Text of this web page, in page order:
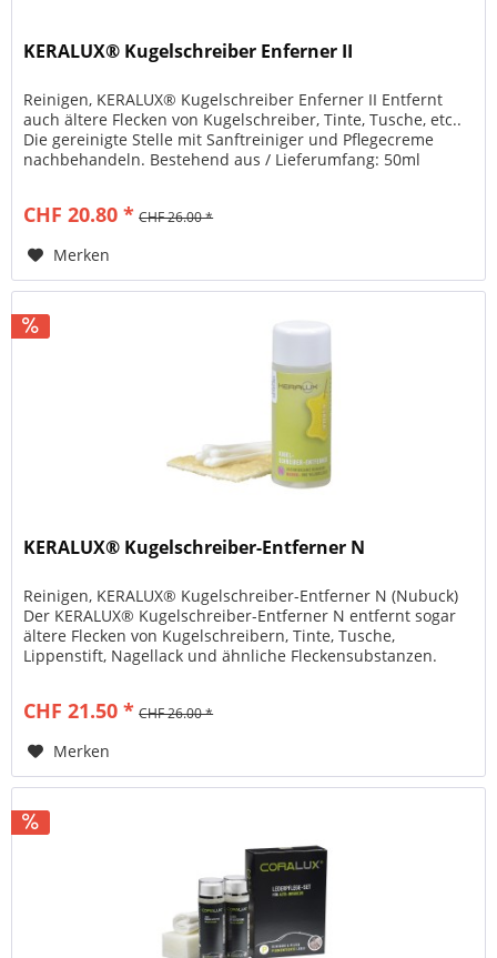
KERALUX® Kugelschreiber Enferner II
Reinigen, KERALUX® Kugelschreiber Enferner II Entfernt
auch ältere Flecken von Kugelschreiber, Tinte, Tusche, etc..
Die gereinigte Stelle mit Sanftreiniger und Pflegecreme
nachbehandeln. Bestehend aus / Lieferumfang: 50ml
CHF 20.80 * CHF 26.00 *
Merken
KERALUX® Kugelschreiber-Entferner N
Reinigen, KERALUX® Kugelschreiber-Entferner N (Nubuck)
Der KERALUX® Kugelschreiber-Entferner N entfernt sogar
ältere Flecken von Kugelschreibern, Tinte, Tusche,
Lippenstift, Nagellack und ähnliche Fleckensubstanzen.
CHF 21.50 * CHF 26.00 *
Merken